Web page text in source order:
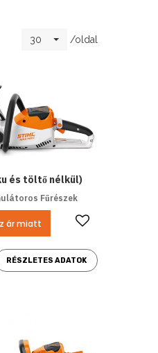
30 /oldal
és töltő nélkül)
Fűrészek
ár miatt
RÉSZLETES ADATOK